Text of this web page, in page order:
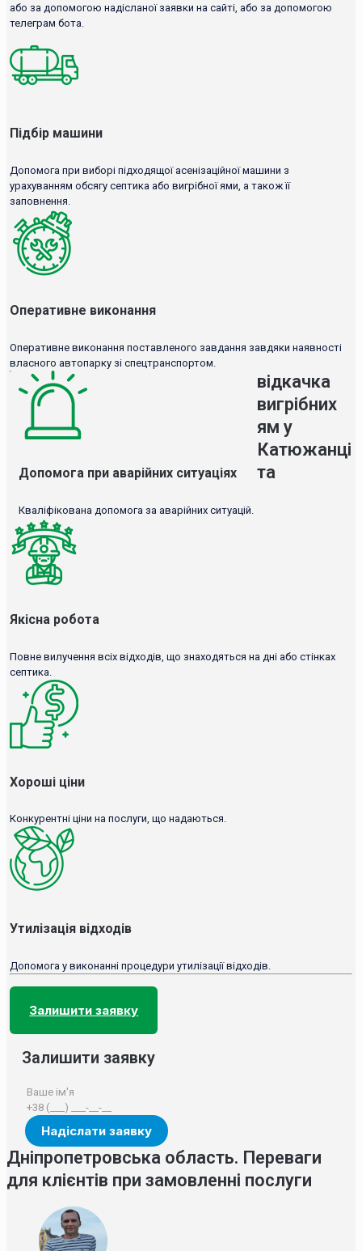
або за допомогою надісланої заявки на сайті, або за допомогою
телеграм бота.
Підбір машини
Допомога при виборі підходящої асенізаційної машини з
урахуванням обсягу септика або вигрібної ями, а також її
заповнення.
Оперативне виконання
Оперативне виконання поставленого завдання завдяки наявності
власного автопарку зі спецтранспортом.
Допомога при аварійних ситуаціях
Кваліфікована допомога за аварійних ситуацій.
Якісна робота
Повне вилучення всіх відходів, що знаходяться на дні або стінках
септика.
Хороші ціни
Конкурентні ціни на послуги, що надаються.
Утилізація відходів
Допомога у виконанні процедури утилізації відходів.
Залишити заявку
Залишити заявку
відкачка
вигрібних
ям у
Катюжанці
та
Дніпропетровська область. Переваги
для клієнтів при замовленні послуги